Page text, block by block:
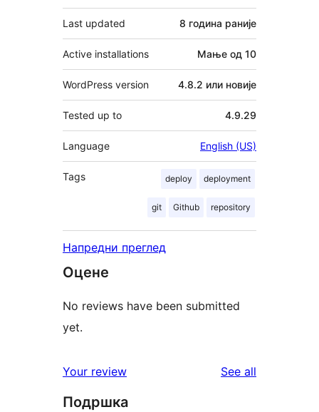
Last updated 8 година раније
Active installations Мање од 10
WordPress version 4.8.2 или новије
Tested up to 4.9.29
Language English (US)
Tags deploy deployment
git Github repository
Напредни преглед
Оцене
No reviews have been submitted
yet.
Your review See all
Подршка